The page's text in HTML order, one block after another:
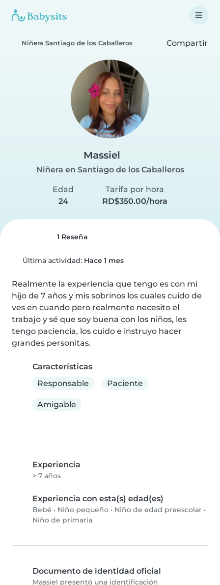
Niñera Santiago de los Caballeros Compartir
Massiel
Niñera en Santiago de los Caballeros
Edad
24
Tarifa por hora
RD$350.00/hora
1 Reseña
Última actividad: Hace 1 mes
Realmente la experiencia que tengo es con mi
hijo de 7 años y mis sobrinos los cuales cuido de
ves en cuando pero realmente necesito el
trabajo y sé que soy buena con los niños, les
tengo paciencia, los cuido e instruyo hacer
grandes personitas.
Características
Responsable
Paciente
Amigable
Experiencia
> 7 años
Experiencia con esta(s) edad(es)
Bebé • Niño pequeño • Niño de edad preescolar •
Niño de primaria
Documento de identidad oficial
Massiel presentó una identificación